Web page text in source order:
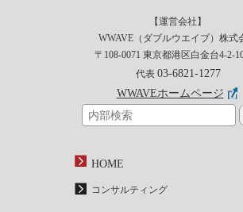
【運営会社】
WWAVE（ダブルウエイブ）株式
〒108-0071 東京都港区白金台4-2-
代表 03-6821-1277
WWAVEホームページ
HOME
コンサルティング